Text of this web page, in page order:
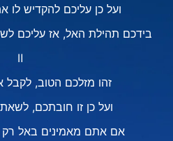
ועל כן עליכם להקדיש לו
בידכם תהילת האל, אז עליכם
Ⅱ
זהו מזלכם הטוב,
ועל כן זו חובתכם,
אם אתם מאמינים באל רק